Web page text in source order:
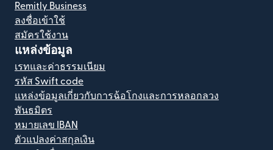
Remitly Business
ลงชื่อเข้าใช้
สมัครใช้งาน
แหล่งข้อมูล
เรทและค่าธรรมเนียม
รหัส Swift code
แหล่งข้อมูลเกี่ยวกับการฉ้อโกงและการหลอกลวง
พันธมิตร
หมายเลข IBAN
ตัวแปลงค่าสกุลเงิน